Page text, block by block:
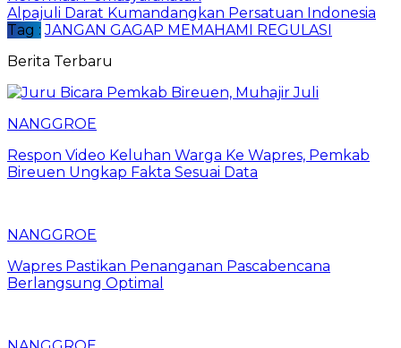
Alpajuli Darat Kumandangkan Persatuan Indonesia
Tag : JANGAN GAGAP MEMAHAMI REGULASI
Berita Terbaru
NANGGROE
Respon Video Keluhan Warga Ke Wapres, Pemkab
Bireuen Ungkap Fakta Sesuai Data
NANGGROE
Wapres Pastikan Penanganan Pascabencana
Berlangsung Optimal